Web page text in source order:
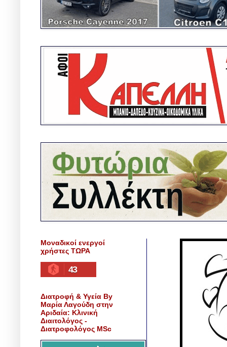
Μοναδικοί ενεργοί
χρήστες ΤΩΡΑ
43
Διατροφή & Υγεία By
Μαρία Λαγούδη στην
Αριδαία: Κλινική
Διαιτολόγος -
Διατροφολόγος MSc